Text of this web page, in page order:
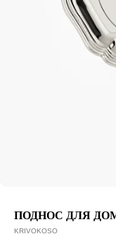
ПОДНОС ДЛЯ
KRIVOKOSO